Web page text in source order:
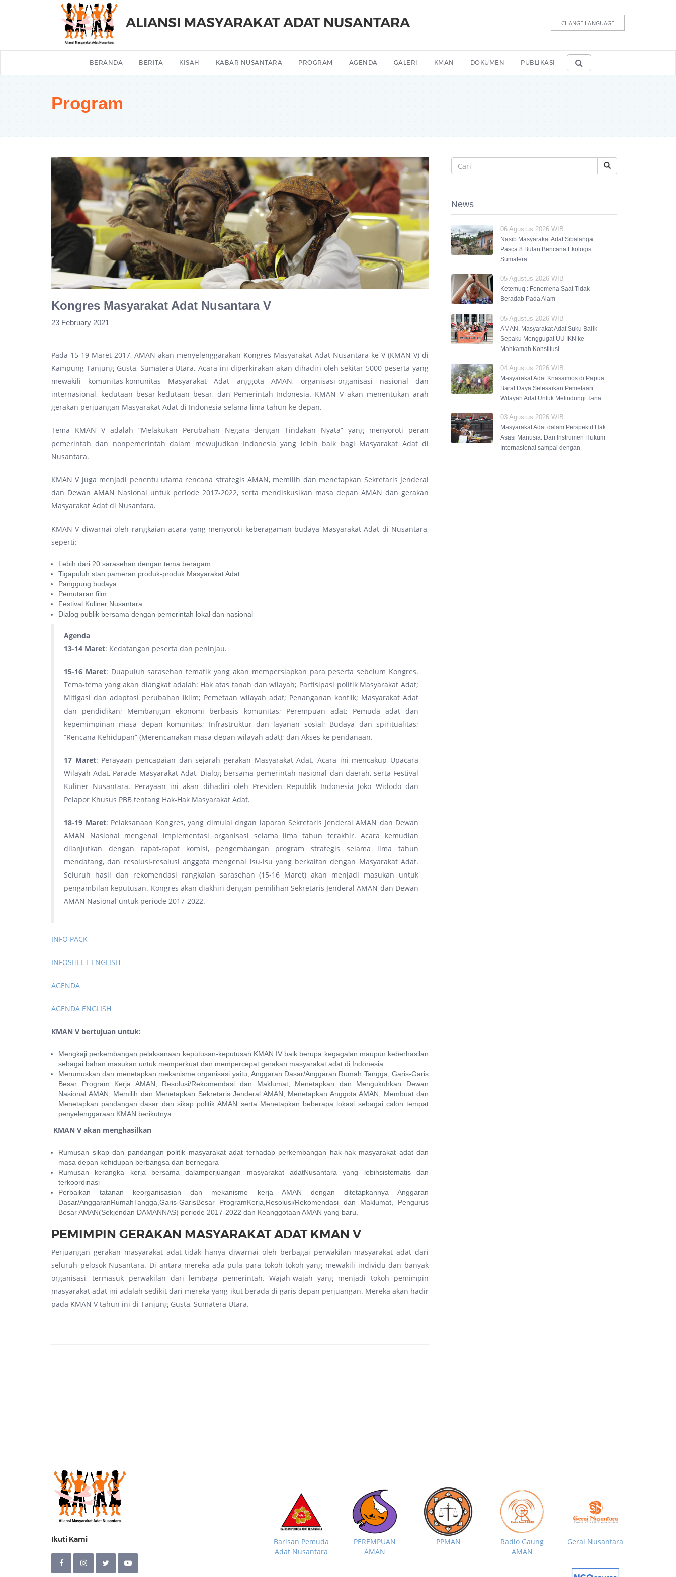
ALIANSI MASYARAKAT ADAT NUSANTARA CHANGE LANGUAGE
BERANDA BERITA KISAH KABAR NUSANTARA PROGRAM AGENDA GALERI KMAN DOKUMEN PUBLIKASI
Program
Kongres Masyarakat Adat Nusantara V
23 February 2021
Pada 15-19 Maret 2017, AMAN akan menyelenggarakan Kongres Masyarakat Adat Nusantara ke-V (KMAN V) di
Kampung Tanjung Gusta, Sumatera Utara. Acara ini diperkirakan akan dihadiri oleh sekitar 5000 peserta yang
mewakili komunitas-komunitas Masyarakat Adat anggota AMAN, organisasi-organisasi nasional dan
internasional, kedutaan besar-kedutaan besar, dan Pemerintah Indonesia. KMAN V akan menentukan arah
gerakan perjuangan Masyarakat Adat di Indonesia selama lima tahun ke depan.
Tema KMAN V adalah “Melakukan Perubahan Negara dengan Tindakan Nyata” yang menyoroti peran
pemerintah dan nonpemerintah dalam mewujudkan Indonesia yang lebih baik bagi Masyarakat Adat di
Nusantara.
KMAN V juga menjadi penentu utama rencana strategis AMAN, memilih dan menetapkan Sekretaris Jenderal
dan Dewan AMAN Nasional untuk periode 2017-2022, serta mendiskusikan masa depan AMAN dan gerakan
Masyarakat Adat di Nusantara.
KMAN V diwarnai oleh rangkaian acara yang menyoroti keberagaman budaya Masyarakat Adat di Nusantara,
seperti:
Lebih dari 20 sarasehan dengan tema beragam
Tigapuluh stan pameran produk-produk Masyarakat Adat
Panggung budaya
Pemutaran film
Festival Kuliner Nusantara
Dialog publik bersama dengan pemerintah lokal dan nasional
Agenda
13-14 Maret: Kedatangan peserta dan peninjau.
15-16 Maret: Duapuluh sarasehan tematik yang akan mempersiapkan para peserta sebelum Kongres.
Tema-tema yang akan diangkat adalah: Hak atas tanah dan wilayah; Partisipasi politik Masyarakat Adat;
Mitigasi dan adaptasi perubahan iklim; Pemetaan wilayah adat; Penanganan konflik; Masyarakat Adat
dan pendidikan; Membangun ekonomi berbasis komunitas; Perempuan adat; Pemuda adat dan
kepemimpinan masa depan komunitas; Infrastruktur dan layanan sosial; Budaya dan spiritualitas;
“Rencana Kehidupan” (Merencanakan masa depan wilayah adat); dan Akses ke pendanaan.
17 Maret: Perayaan pencapaian dan sejarah gerakan Masyarakat Adat. Acara ini mencakup Upacara
Wilayah Adat, Parade Masyarakat Adat, Dialog bersama pemerintah nasional dan daerah, serta Festival
Kuliner Nusantara. Perayaan ini akan dihadiri oleh Presiden Republik Indonesia Joko Widodo dan
Pelapor Khusus PBB tentang Hak-Hak Masyarakat Adat.
18-19 Maret: Pelaksanaan Kongres, yang dimulai dngan laporan Sekretaris Jenderal AMAN dan Dewan
AMAN Nasional mengenai implementasi organisasi selama lima tahun terakhir. Acara kemudian
dilanjutkan dengan rapat-rapat komisi, pengembangan program strategis selama lima tahun
mendatang, dan resolusi-resolusi anggota mengenai isu-isu yang berkaitan dengan Masyarakat Adat.
Seluruh hasil dan rekomendasi rangkaian sarasehan (15-16 Maret) akan menjadi masukan untuk
pengambilan keputusan. Kongres akan diakhiri dengan pemilihan Sekretaris Jenderal AMAN dan Dewan
AMAN Nasional untuk periode 2017-2022.
INFO PACK
INFOSHEET ENGLISH
AGENDA
AGENDA ENGLISH
KMAN V bertujuan untuk:
Mengkaji perkembangan pelaksanaan keputusan-keputusan KMAN IV baik berupa kegagalan maupun keberhasilan
sebagai bahan masukan untuk memperkuat dan mempercepat gerakan masyarakat adat di Indonesia
Merumuskan dan menetapkan mekanisme organisasi yaitu; Anggaran Dasar/Anggaran Rumah Tangga, Garis-Garis
Besar Program Kerja AMAN, Resolusi/Rekomendasi dan Maklumat, Menetapkan dan Mengukuhkan Dewan
Nasional AMAN, Memilih dan Menetapkan Sekretaris Jenderal AMAN, Menetapkan Anggota AMAN, Membuat dan
Menetapkan pandangan dasar dan sikap politik AMAN serta Menetapkan beberapa lokasi sebagai calon tempat
penyelenggaraan KMAN berikutnya
KMAN V akan menghasilkan
Rumusan sikap dan pandangan politik masyarakat adat terhadap perkembangan hak-hak masyarakat adat dan
masa depan kehidupan berbangsa dan bernegara
Rumusan kerangka kerja bersama dalamperjuangan masyarakat adatNusantara yang lebihsistematis dan
terkoordinasi
Perbaikan tatanan keorganisasian dan mekanisme kerja AMAN dengan ditetapkannya Anggaran
Dasar/AnggaranRumahTangga,Garis-GarisBesar ProgramKerja,Resolusi/Rekomendasi dan Maklumat, Pengurus
Besar AMAN(Sekjendan DAMANNAS) periode 2017-2022 dan Keanggotaan AMAN yang baru.
PEMIMPIN GERAKAN MASYARAKAT ADAT KMAN V
Perjuangan gerakan masyarakat adat tidak hanya diwarnai oleh berbagai perwakilan masyarakat adat dari
seluruh pelosok Nusantara. Di antara mereka ada pula para tokoh-tokoh yang mewakili individu dan banyak
organisasi, termasuk perwakilan dari lembaga pemerintah. Wajah-wajah yang menjadi tokoh pemimpin
masyarakat adat ini adalah sedikit dari mereka yang ikut berada di garis depan perjuangan. Mereka akan hadir
pada KMAN V tahun ini di Tanjung Gusta, Sumatera Utara.
News
06 Agustus 2026 WIB
Nasib Masyarakat Adat Sibalanga
Pasca 8 Bulan Bencana Ekologis
Sumatera
05 Agustus 2026 WIB
Ketemuq : Fenomena Saat Tidak
Beradab Pada Alam
05 Agustus 2026 WIB
AMAN, Masyarakat Adat Suku Balik
Sepaku Menggugat UU IKN ke
Mahkamah Konstitusi
04 Agustus 2026 WIB
Masyarakat Adat Knasaimos di Papua
Barat Daya Selesaikan Pemetaan
Wilayah Adat Untuk Melindungi Tana
03 Agustus 2026 WIB
Masyarakat Adat dalam Perspektif Hak
Asasi Manusia: Dari Instrumen Hukum
Internasional sampai dengan
Ikuti Kami
Barisan Pemuda
Adat Nusantara
PEREMPUAN
AMAN
PPMAN
Radio Gaung
AMAN
Gerai Nusantara